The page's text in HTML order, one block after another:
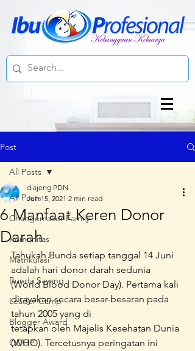
Post
All Posts
Changemaker Family
Komunitas
Matrikulasi
Bunda Sayang
Leader Camp
Blogger Award
ODOP
All Posts
6 Manfaat Keren Donor
Darah
diajeng PDN
Jun 15, 2021 2 min read
Tahukah Bunda setiap tanggal 14 Juni
adalah hari donor darah sedunia
(World Blood Donor Day). Pertama kali
dirayakan secara besar-besaran pada
tahun 2005 yang di
tetapkan oleh Majelis Kesehatan Dunia
(WHO). Tercetusnya peringatan ini